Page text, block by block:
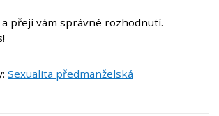
přeji vám správné rozhodnutí.
Sexualita předmanželská